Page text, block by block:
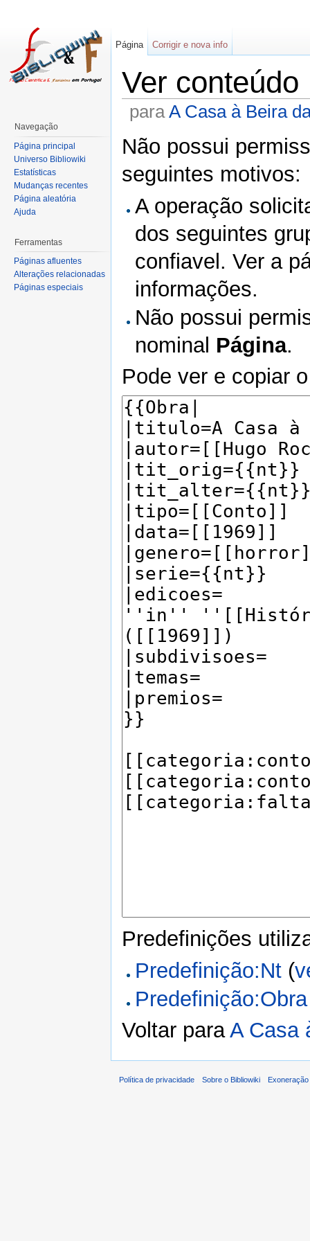
Ver conteúdo
paraA Casa à Beira
Não possui
seguintes motivos:
A operação
dos seguintes
confiavel. Ver a
informações.
Não possui
nominal Página.
Pode ver e copiar
Predefinições
Predefinição:Nt (
Predefinição:Obra
Voltar paraA Casa
Página Corrigir e nova info
Navegação
Página principal
Universo Bibliowiki
Estatísticas
Mudanças recentes
Página aleatória
Ajuda
Ferramentas
Páginas afluentes
Alterações relacionadas
Páginas especiais
Política de privacidade Sobre o Bibliowiki